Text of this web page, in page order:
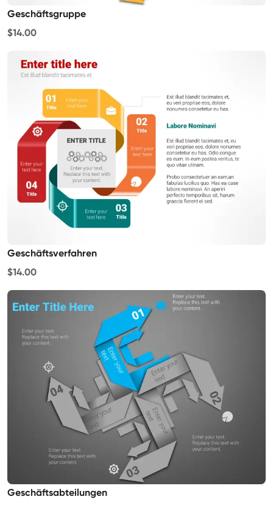
Geschäftsgruppe
$14.00
Geschäftsverfahren
$14.00
Geschäftsabteilungen